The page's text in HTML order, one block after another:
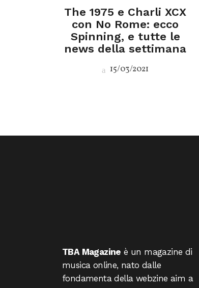
The 1975 e Charli XCX
con No Rome: ecco
Spinning, e tutte le
news della settimana
15/03/2021
TBA Magazine è un magazine di
musica online, nato dalle
fondamenta della webzine aim a